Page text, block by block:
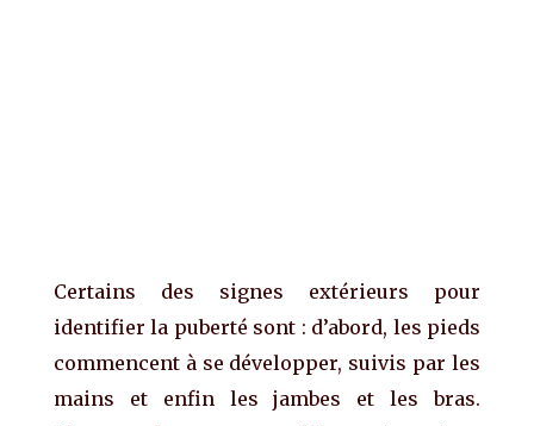
Certains des signes extérieurs pour
identifier la puberté sont : d’abord, les pieds
commencent à se développer, suivis par les
mains et enfin les jambes et les bras.